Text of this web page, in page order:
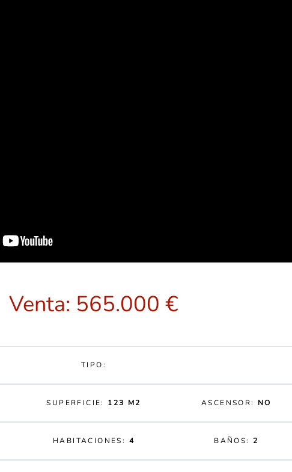
Venta: 565.000 €
TIPO:
SUPERFICIE: 123 M2 ASCENSOR: NO
HABITACIONES: 4 BAÑOS:2